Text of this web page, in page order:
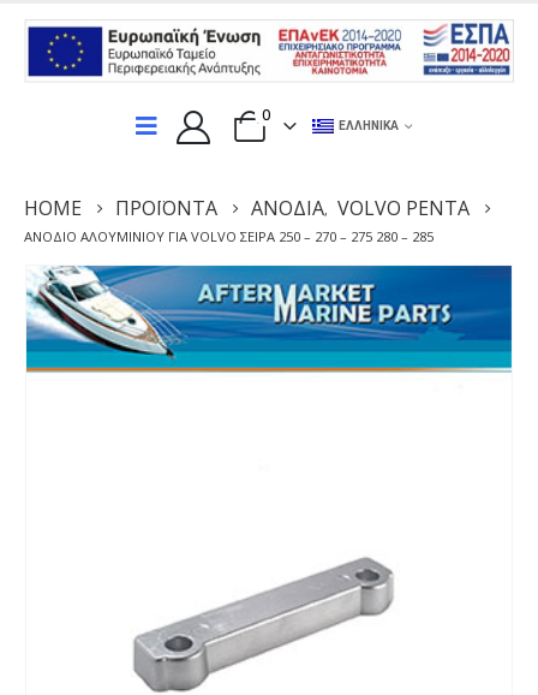
0
ΕΛΛΗΝΙΚΆ
HOME ΠΡΟΪΌΝΤΑ ΑΝΌΔΙΑ, VOLVO PENTA
ΑΝΌΔΙΟ ΑΛΟΥΜΙΝΊΟΥ ΓΙΑ VOLVO ΣΕΙΡΆ 250 – 270 – 275 280 – 285